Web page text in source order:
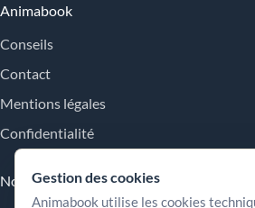
Animabook
Conseils
Contact
Mentions légales
Confidentialité
Nos engagements
Gestion des cookies
Animabook utilise les cookies